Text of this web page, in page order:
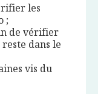
les
;
de vérifier
dans le
vis du